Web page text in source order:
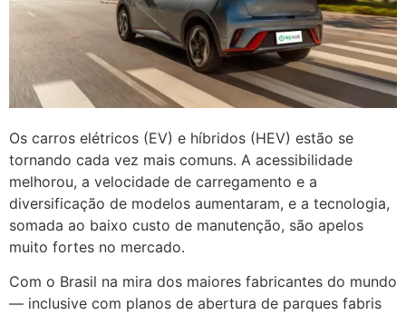
Os carros elétricos (EV) e híbridos (HEV) estão se
tornando cada vez mais comuns. A acessibilidade
melhorou, a velocidade de carregamento e a
diversificação de modelos aumentaram, e a tecnologia,
somada ao baixo custo de manutenção, são apelos
muito fortes no mercado.
Com o Brasil na mira dos maiores fabricantes do mundo
— inclusive com planos de abertura de parques fabris